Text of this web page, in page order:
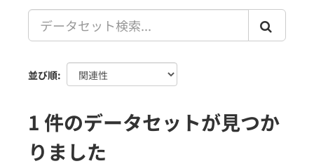
並び順
1 件のデータセットが見つか
りました